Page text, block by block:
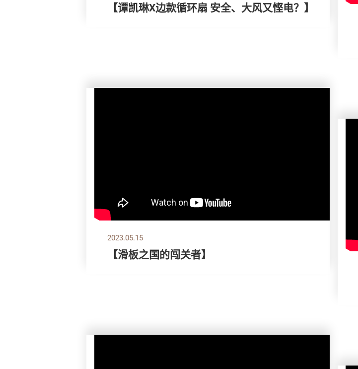
【谭凯琳X边款循环扇 安全、大风又悭电？】
2023.05.15
【滑板之国的闯关者】